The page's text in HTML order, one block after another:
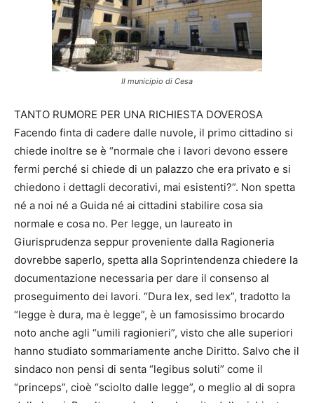
Il municipio di Cesa
TANTO RUMORE PER UNA RICHIESTA DOVEROSA
Facendo finta di cadere dalle nuvole, il primo cittadino si
chiede inoltre se è “normale che i lavori devono essere
fermi perché si chiede di un palazzo che era privato e si
chiedono i dettagli decorativi, mai esistenti?”. Non spetta
né a noi né a Guida né ai cittadini stabilire cosa sia
normale e cosa no. Per legge, un laureato in
Giurisprudenza seppur proveniente dalla Ragioneria
dovrebbe saperlo, spetta alla Soprintendenza chiedere la
documentazione necessaria per dare il consenso al
proseguimento dei lavori. “Dura lex, sed lex”, tradotto la
“legge è dura, ma è legge”, è un famosissimo brocardo
noto anche agli “umili ragionieri”, visto che alle superiori
hanno studiato sommariamente anche Diritto. Salvo che il
sindaco non pensi di senta “legibus soluti” come il
“princeps”, cioè “sciolto dalle legge”, o meglio al di sopra